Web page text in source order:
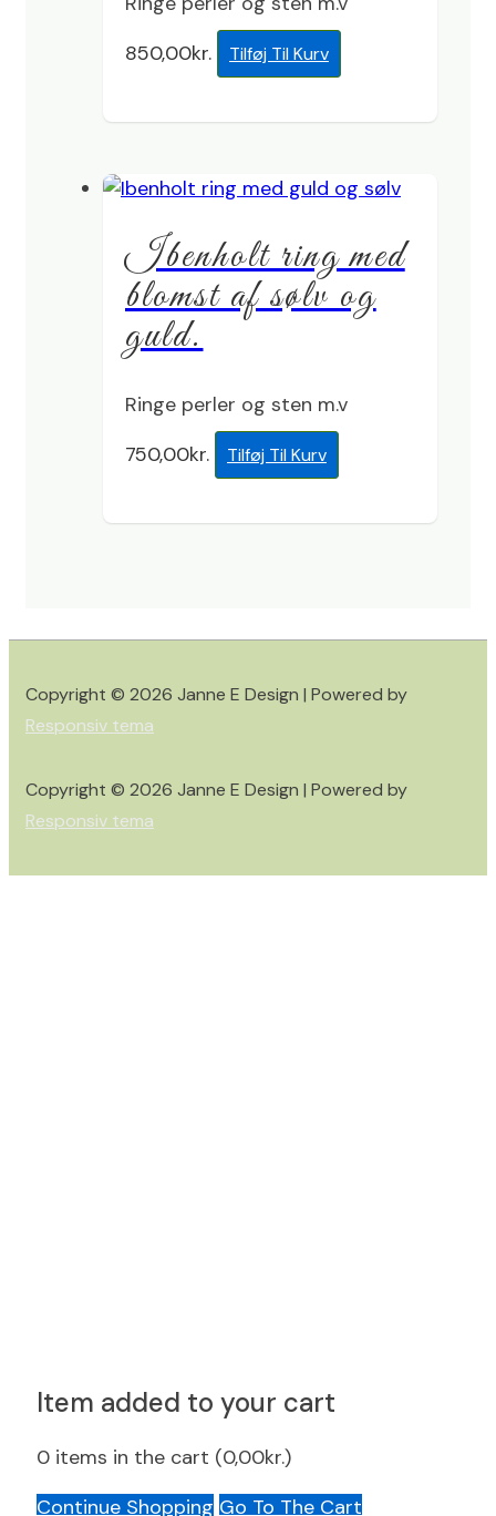
850,00kr. Tilføj Til Kurv
Ibenholt ring med
blomst af sølv og
guld.
Ringe perler og sten m.v
750,00kr. Tilføj Til Kurv
Copyright © 2026 Janne E Design | Powered by
Responsiv tema
Copyright © 2026 Janne E Design | Powered by
Responsiv tema
Item added to your cart
0 items in the cart (0,00kr.)
Continue Shopping Go To The Cart